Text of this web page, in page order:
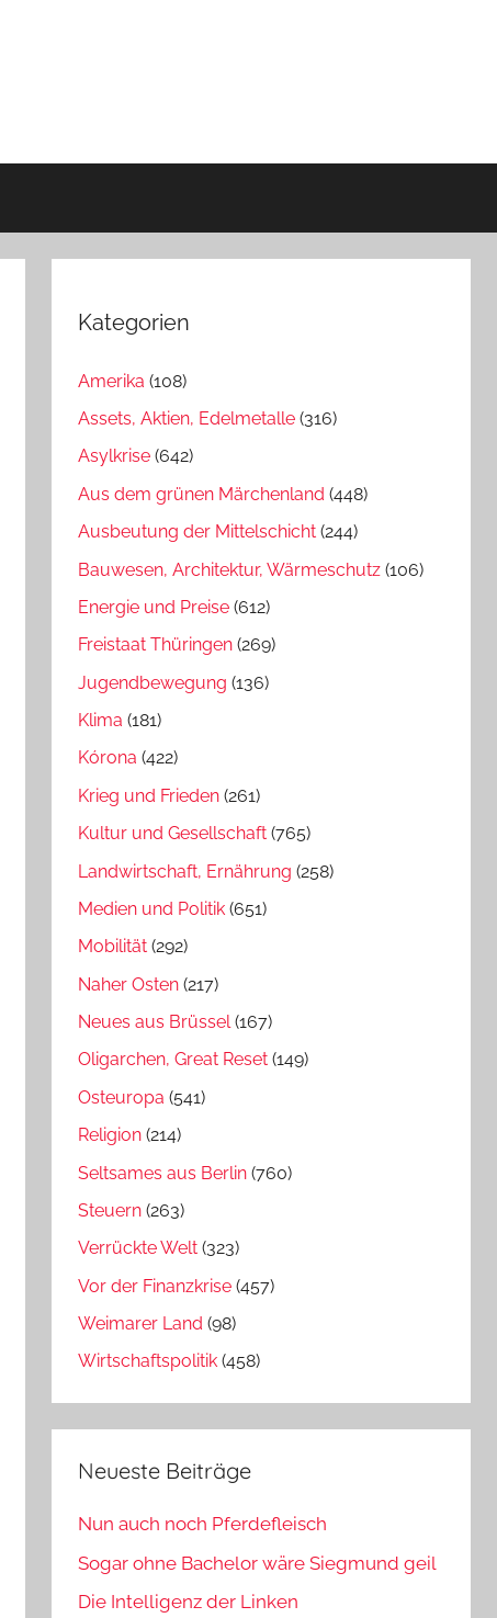
Kategorien
Amerika (108)
Assets, Aktien, Edelmetalle (316)
Asylkrise (642)
Aus dem grünen Märchenland (448)
Ausbeutung der Mittelschicht (244)
Bauwesen, Architektur, Wärmeschutz (106)
Energie und Preise (612)
Freistaat Thüringen (269)
Jugendbewegung (136)
Klima (181)
Kórona (422)
Krieg und Frieden (261)
Kultur und Gesellschaft (765)
Landwirtschaft, Ernährung (258)
Medien und Politik (651)
Mobilität (292)
Naher Osten (217)
Neues aus Brüssel(167)
Oligarchen, Great Reset (149)
Osteuropa (541)
Religion (214)
Seltsames aus Berlin (760)
Steuern (263)
Verrückte Welt (323)
Vor der Finanzkrise (457)
Weimarer Land (98)
Wirtschaftspolitik (458)
Neueste Beiträge
Nun auch noch Pferdefleisch
Sogar ohne Bachelor wäre Siegmund geil
Die Intelligenz der Linken